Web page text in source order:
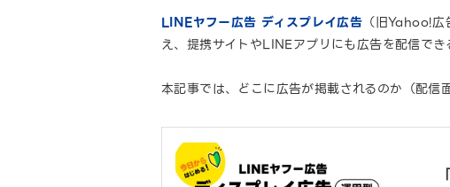
LINEヤフー広告 ディスプレイ広告 （旧Yahoo!
え、提携サイトやLINEアプリにも広告を配信でき
本記事では、どこに広告が掲載されるのか（配信